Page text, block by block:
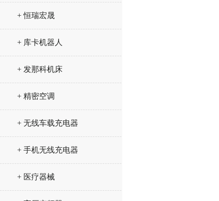
+ 恒瑞宏晟
+ 库卡机器人
+ 发那科机床
+ 精密空调
+ 无线车载充电器
+ 手机无线充电器
+ 医疗器械